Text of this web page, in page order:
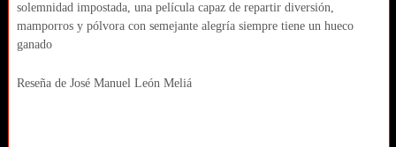
solemnidad impostada, una película capaz de repartir diversión,
mamporros y pólvora con semejante alegría siempre tiene un hueco
ganado
Reseña de José Manuel León Meliá